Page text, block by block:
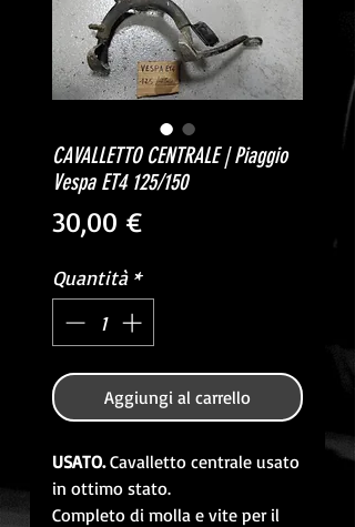
CAVALLETTO CENTRALE | Piaggio
Vespa ET4 125/150
30,00 €Prezzo
Quantità *
Aggiungi al carrello
USATO.Cavalletto centrale usato
in ottimo stato.
Completo di molla e vite per il